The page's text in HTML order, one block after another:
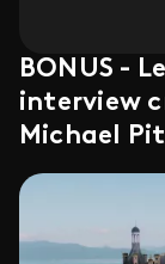
BONUS -
interview
Michael